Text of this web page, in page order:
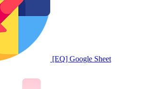
[EQ] Google Sheet